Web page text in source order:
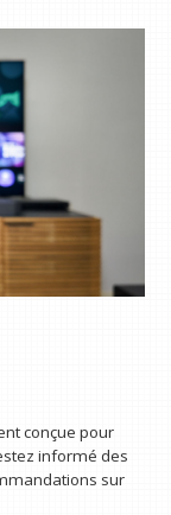
conçue pour
informé des
sur